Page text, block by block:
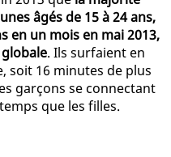
âgés de 15 à 24 ans,
en un mois en mai 2013,
. Ils surfaient en
soit 16 minutes de plus
garçons se connectant
que les filles.